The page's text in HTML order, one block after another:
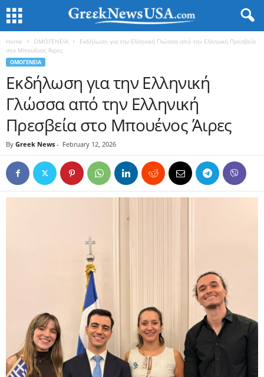
Home ΟΜΟΓΕΝΕΙΑ
Εκδήλωση για την Ελληνική Γλώσσα από την Ελληνική Πρεσβεία
στο Μπουένος Άιρες
ΟΜΟΓΕΝΕΙΑ
Εκδήλωση για την Ελληνική
Γλώσσα από την Ελληνική
Πρεσβεία στο Μπουένος Άιρες
By Greek News - February 12, 2026